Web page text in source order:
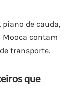
piano de cauda,
Mooca contam
transporte.
que